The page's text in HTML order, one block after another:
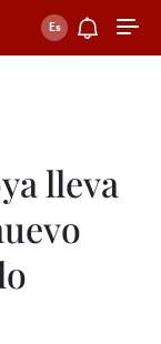
lleva